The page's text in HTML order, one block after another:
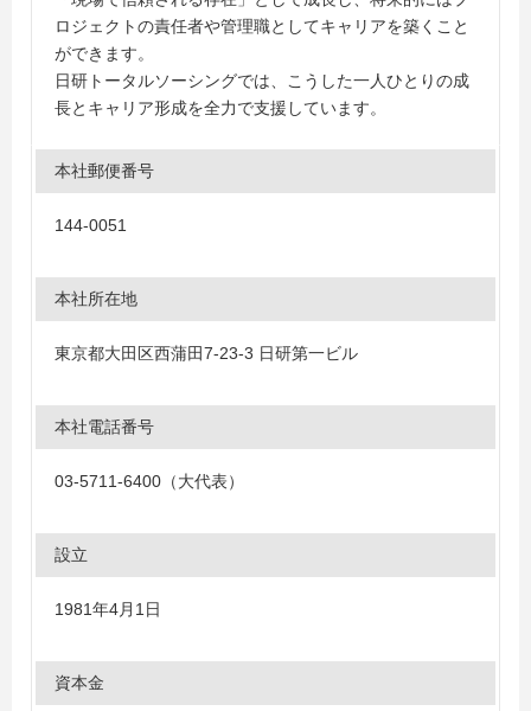
ロジェクトの責任者や管理職としてキャリアを築くこと
ができます。
日研トータルソーシングでは、こうした一人ひとりの成
長とキャリア形成を全力で支援しています。
本社郵便番号
144-0051
本社所在地
東京都大田区西蒲田7-23-3 日研第一ビル
本社電話番号
03-5711-6400（大代表）
設立
1981年4月1日
資本金